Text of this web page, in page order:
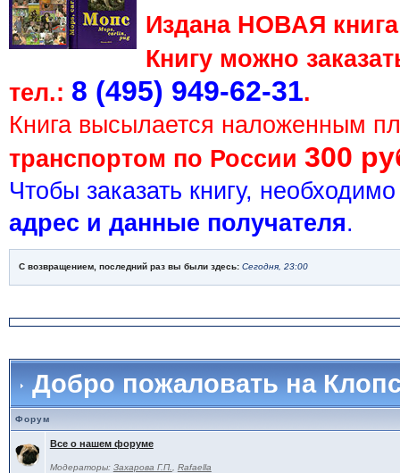
Издана НОВАЯ
Книгу можно
тел.: 8 (495) 949-62-31.
Книга высылается наложенным
транспортом по России 300
Чтобы заказать книгу,
адрес и данные получателя.
С возвращением, последний раз вы были здесь: Сегодня, 23:00
Добро пожаловать на
Форум
Все о нашем форуме
Модераторы: Захарова Г.П. Rafaella